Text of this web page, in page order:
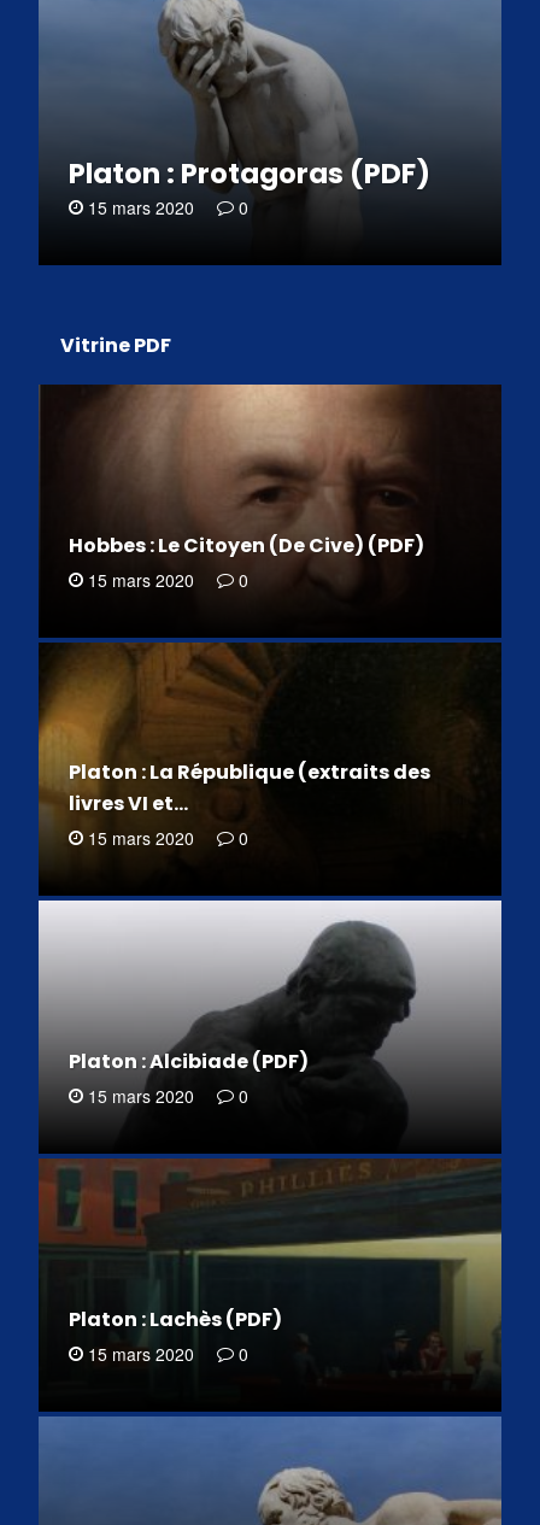
Platon : Protagoras (PDF)
15 mars 2020 0
Vitrine PDF
Hobbes : Le Citoyen (De Cive) (PDF)
15 mars 2020 0
Platon : La République (extraits des
livres VI et…
15 mars 2020 0
Platon : Alcibiade (PDF)
15 mars 2020 0
Platon : Lachès (PDF)
15 mars 2020 0